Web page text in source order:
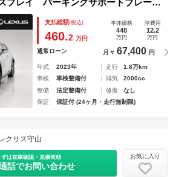
プレイ パーキングサポートブレー
ニター パノラミックビューモニタ
（純正／前後） フロアマット（純
支払総額(税込)
460.2 万円
本体価格
448
万円
諸費用
12.2
万円
通常ローン 月々 67,400 円
年式 2023年 走行
1.8万km
車検
車検整備付 排気
2000cc
整備
法定整備付 修復
なし
保証
保証付 (24ヶ月・走行無制限)
クサス守山
ずは在庫確認・見積依頼
話でお問い合わせ
お気に入り